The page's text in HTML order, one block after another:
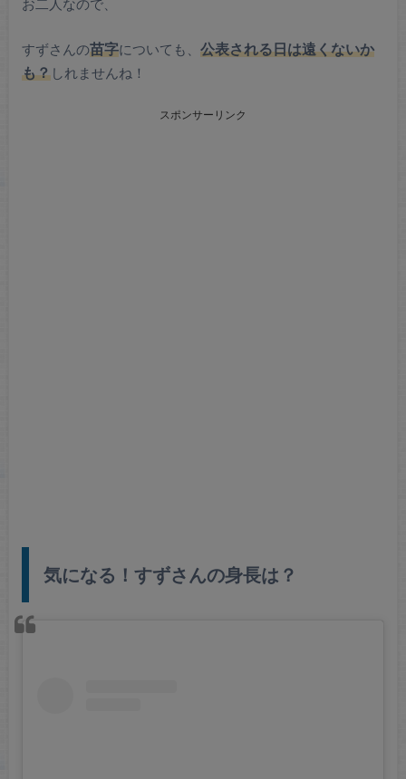
お二人なので、
すずさんの苗字についても、 公表される日は遠くないか
も？しれませんね！
スポンサーリンク
気になる！すずさんの身長は？